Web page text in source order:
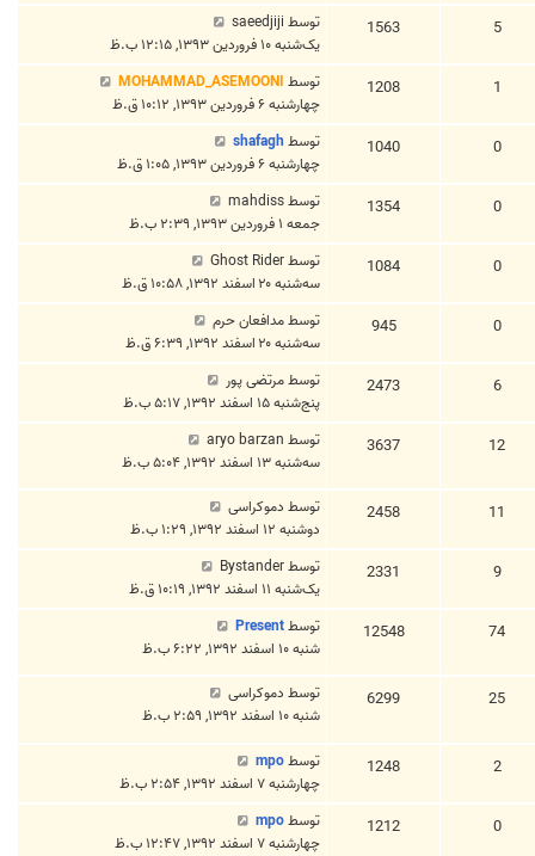
5
1563 توسط saeedjiji
یک‌شنبه ۱۰ فروردین ۱۳۹۳, ۱۲:۱۵ ب.ظ
1
1208 توسط MOHAMMAD_ASEMOONI
چهارشنبه ۶ فروردین ۱۳۹۳, ۱۰:۱۲ ق.ظ
0
1040 توسط shafagh
چهارشنبه ۶ فروردین ۱۳۹۳, ۱:۰۵ ق.ظ
0
1354 توسطmahdiss
جمعه ۱ فروردین ۱۳۹۳, ۲:۳۹ ب.ظ
0
1084 توسطGhost Rider
سه‌شنبه ۲۰ اسفند ۱۳۹۲, ۱۰:۵۸ ق.ظ
0
945 توسطمدافعان حرم
سه‌شنبه ۲۰ اسفند ۱۳۹۲, ۶:۳۹ ق.ظ
6
2473 توسطمرتضی پور
پنج‌شنبه ۱۵ اسفند ۱۳۹۲, ۵:۱۷ ب.ظ
12
3637 توسط aryo barzan
سه‌شنبه ۱۳ اسفند ۱۳۹۲, ۵:۰۴ ب.ظ
11
2458 توسط دموکراسی
دوشنبه ۱۲ اسفند ۱۳۹۲, ۱:۲۹ ب.ظ
9
2331 توسطBystander
یک‌شنبه ۱۱ اسفند ۱۳۹۲, ۱۰:۱۹ ق.ظ
74
12548 توسطPresent
شنبه ۱۰ اسفند ۱۳۹۲, ۶:۲۲ ب.ظ
25
6299 توسط دموکراسی
شنبه ۱۰ اسفند ۱۳۹۲, ۲:۵۹ ب.ظ
2
1248 توسطmpo
چهارشنبه ۷ اسفند ۱۳۹۲, ۲:۵۴ ب.ظ
0
1212 توسطmpo
چهارشنبه ۷ اسفند ۱۳۹۲, ۱۲:۴۷ ب.ظ